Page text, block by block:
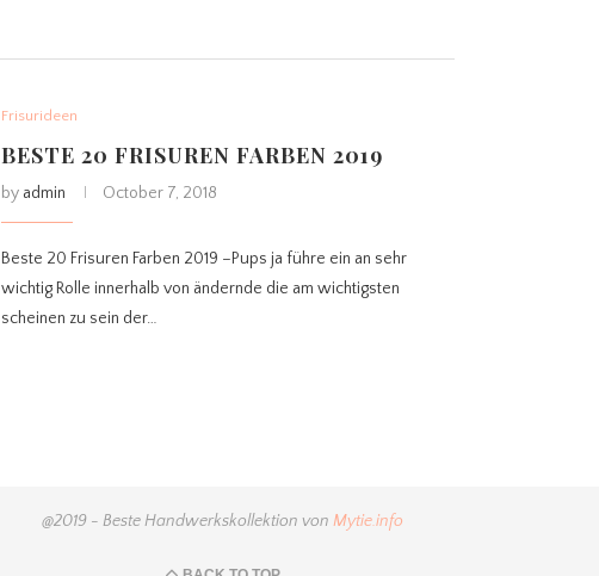
Frisurideen
BESTE 20 FRISUREN FARBEN 2019
by admin October 7, 2018
Beste 20 Frisuren Farben 2019 –Pups ja führe ein an sehr
wichtig Rolle innerhalb von ändernde die am wichtigsten
scheinen zu sein der…
@2019 - Beste Handwerkskollektion von Mytie.info